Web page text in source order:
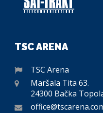
TSC ARENA
TSC Arena
Maršala Tita 63.
24300 Bačka